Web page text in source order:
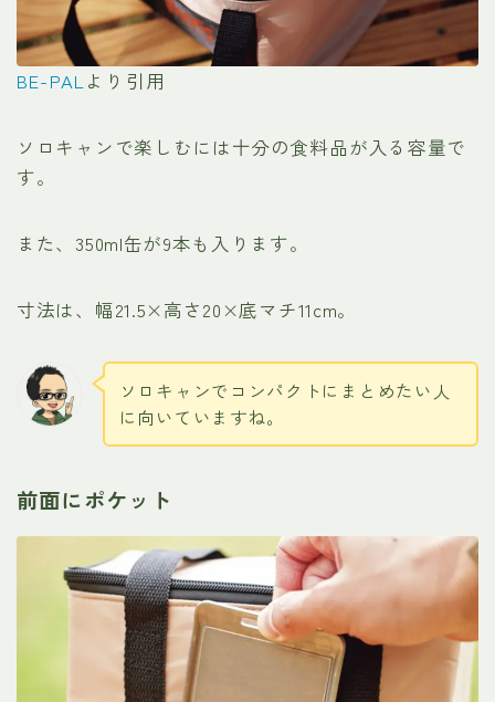
BE-PALより引用
ソロキャンで楽しむには十分の食料品が入る容量で
す。
また、350ml缶が9本も入ります。
寸法は、幅21.5×高さ20×底マチ11cm。
ソロキャンでコンパクトにまとめたい人
に向いていますね。
前面にポケット